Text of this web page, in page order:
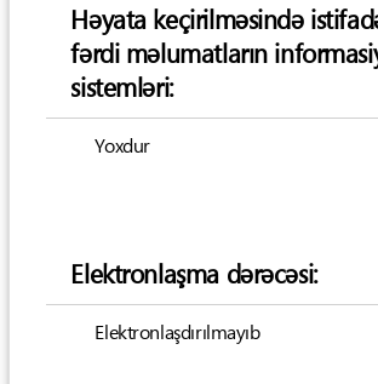
Həyata keçirilməsində
fərdi məlumatların
sistemləri:
Yoxdur
Elektronlaşma dərəcəsi:
Elektronlaşdırılmayıb